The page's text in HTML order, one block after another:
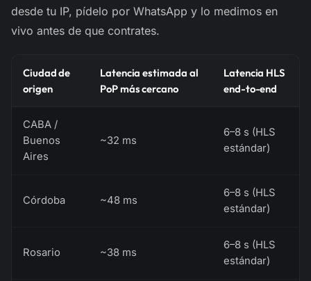
desde tu IP, pídelo por WhatsApp y lo medimos en
vivo antes de que contrates.
Ciudad de
origen
Latencia estimada al
PoP más cercano
Latencia HLS
end-to-end
CABA /
Buenos
Aires
~32 ms
6–8 s (HLS
estándar)
Córdoba ~48 ms
6–8 s (HLS
estándar)
Rosario ~38 ms
6–8 s (HLS
estándar)